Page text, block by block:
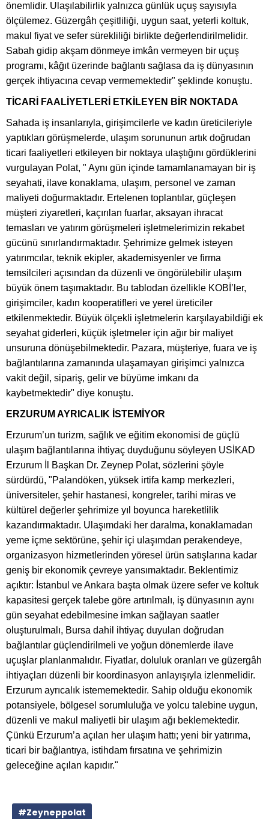
önemlidir. Ulaşılabilirlik yalnızca günlük uçuş sayısıyla
ölçülemez. Güzergâh çeşitliliği, uygun saat, yeterli koltuk,
makul fiyat ve sefer sürekliliği birlikte değerlendirilmelidir.
Sabah gidip akşam dönmeye imkân vermeyen bir uçuş
programı, kâğıt üzerinde bağlantı sağlasa da iş dünyasının
gerçek ihtiyacına cevap vermemektedir" şeklinde konuştu.
TİCARİ FAALİYETLERİ ETKİLEYEN BİR NOKTADA
Sahada iş insanlarıyla, girişimcilerle ve kadın üreticileriyle
yaptıkları görüşmelerde, ulaşım sorununun artık doğrudan
ticari faaliyetleri etkileyen bir noktaya ulaştığını gördüklerini
vurgulayan Polat, " Aynı gün içinde tamamlanamayan bir iş
seyahati, ilave konaklama, ulaşım, personel ve zaman
maliyeti doğurmaktadır. Ertelenen toplantılar, güçleşen
müşteri ziyaretleri, kaçırılan fuarlar, aksayan ihracat
temasları ve yatırım görüşmeleri işletmelerimizin rekabet
gücünü sınırlandırmaktadır. Şehrimize gelmek isteyen
yatırımcılar, teknik ekipler, akademisyenler ve firma
temsilcileri açısından da düzenli ve öngörülebilir ulaşım
büyük önem taşımaktadır. Bu tablodan özellikle KOBİ’ler,
girişimciler, kadın kooperatifleri ve yerel üreticiler
etkilenmektedir. Büyük ölçekli işletmelerin karşılayabildiği ek
seyahat giderleri, küçük işletmeler için ağır bir maliyet
unsuruna dönüşebilmektedir. Pazara, müşteriye, fuara ve iş
bağlantılarına zamanında ulaşamayan girişimci yalnızca
vakit değil, sipariş, gelir ve büyüme imkanı da
kaybetmektedir" diye konuştu.
ERZURUM AYRICALIK İSTEMİYOR
Erzurum’un turizm, sağlık ve eğitim ekonomisi de güçlü
ulaşım bağlantılarına ihtiyaç duyduğunu söyleyen USİKAD
Erzurum İl Başkan Dr. Zeynep Polat, sözlerini şöyle
sürdürdü, "Palandöken, yüksek irtifa kamp merkezleri,
üniversiteler, şehir hastanesi, kongreler, tarihi miras ve
kültürel değerler şehrimize yıl boyunca hareketlilik
kazandırmaktadır. Ulaşımdaki her daralma, konaklamadan
yeme içme sektörüne, şehir içi ulaşımdan perakendeye,
organizasyon hizmetlerinden yöresel ürün satışlarına kadar
geniş bir ekonomik çevreye yansımaktadır. Beklentimiz
açıktır: İstanbul ve Ankara başta olmak üzere sefer ve koltuk
kapasitesi gerçek talebe göre artırılmalı, iş dünyasının aynı
gün seyahat edebilmesine imkan sağlayan saatler
oluşturulmalı, Bursa dahil ihtiyaç duyulan doğrudan
bağlantılar güçlendirilmeli ve yoğun dönemlerde ilave
uçuşlar planlanmalıdır. Fiyatlar, doluluk oranları ve güzergâh
ihtiyaçları düzenli bir koordinasyon anlayışıyla izlenmelidir.
Erzurum ayrıcalık istememektedir. Sahip olduğu ekonomik
potansiyele, bölgesel sorumluluğa ve yolcu talebine uygun,
düzenli ve makul maliyetli bir ulaşım ağı beklemektedir.
Çünkü Erzurum’a açılan her ulaşım hattı; yeni bir yatırıma,
ticari bir bağlantıya, istihdam fırsatına ve şehrimizin
geleceğine açılan kapıdır."
#Zeyneppolat